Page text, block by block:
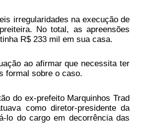
irregularidades na execução de
No total, as apreensões
R$ 233 mil em sua casa.
ao afirmar que necessita ter
formal sobre o caso.
do ex-prefeito Marquinhos Trad
como diretor-presidente da
lo do cargo em decorrência das